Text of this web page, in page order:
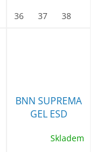
36
37 38
BNN SUPREMA
GEL ESD
Skladem